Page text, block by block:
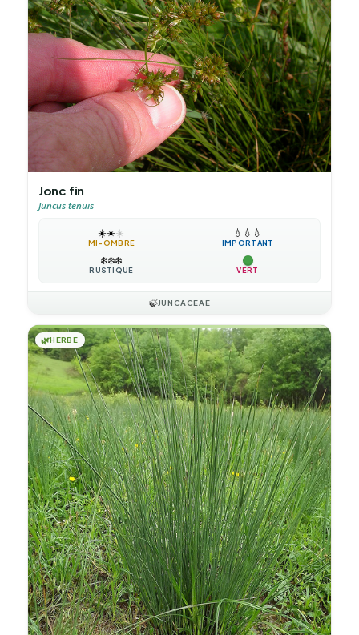
Jonc fin
Juncus tenuis
☀️☀️☀️
MI-OMBRE
💧 💧 💧
IMPORTANT
❄️❄️❄️
RUSTIQUE VERT
🍃JUNCACEAE
🌿HERBE